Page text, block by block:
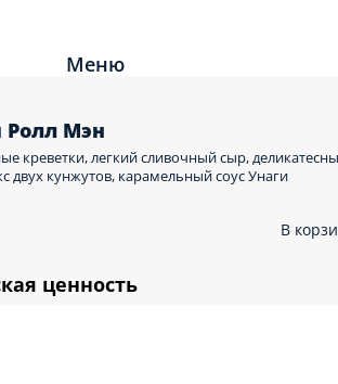
Меню
Мэн
креветки, легкий сливочный сыр,
двух кунжутов, карамельный соус Унаги
В
ценность